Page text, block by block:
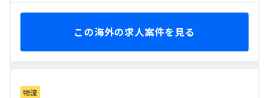
この海外の求人案件を見る
物流